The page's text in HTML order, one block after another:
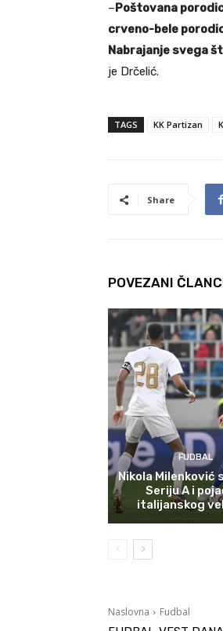
–Poštovana
crveno-bele
Nabrajanje svega
je Drčelić.
TAGS KK Partizan
Share
POVEZANI
FUDBAL
Nikola Milenković
Seriju A i
italijanskog